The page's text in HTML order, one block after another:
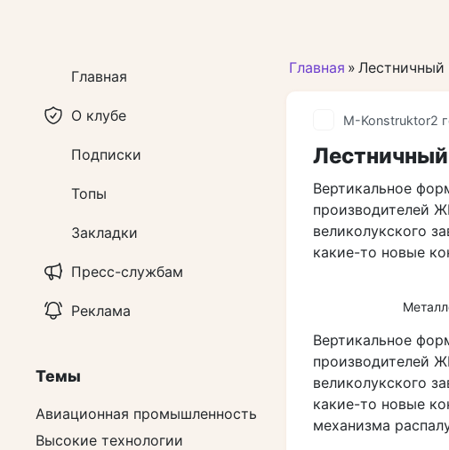
Главная »
M-Konstruktor2
Вертикальное
производителей
великолукского
какие-то новые
Вертикальное
производителей
великолукского
какие-то новые
механизма
Главная
О клубе
Подписки
Топы
Закладки
Пресс-службам
Реклама
Темы
Авиационная промышленность
Высокие технологии